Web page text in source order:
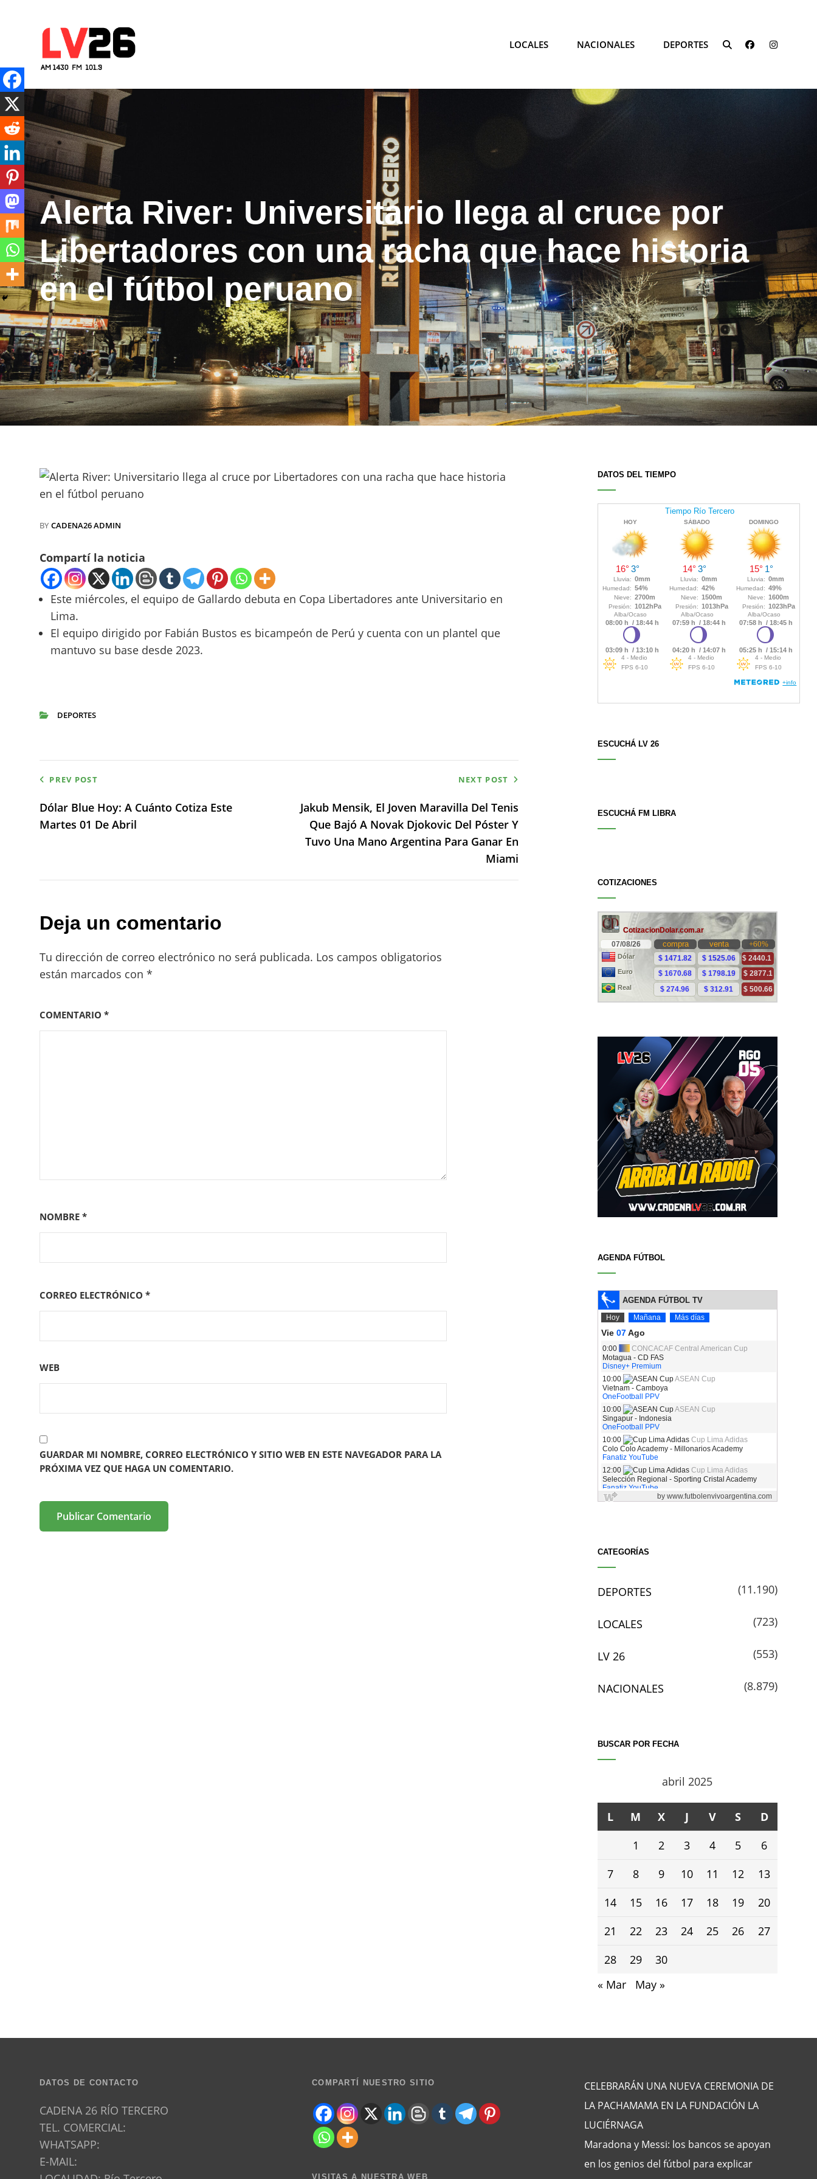
LOCALES NACIONALES DEPORTES SEARCHFACEBOOK
Alerta River: Universitario llega al cruce por
Libertadores con una racha que hace historia
en el fútbol peruano
BY CADENA26 ADMIN
Compartí la noticia
Este miércoles, el equipo de Gallardo debuta en Copa Libertadores ante Universitario en
Lima.
El equipo dirigido por Fabián Bustos es bicampeón de Perú y cuenta con un plantel que
mantuvo su base desde 2023.
DEPORTES
Navegación
de
PREV POST
Dólar Blue Hoy: A Cuánto Cotiza Este
Martes 01 De Abril
NEXT POST
Jakub Mensik, El Joven Maravilla Del Tenis
Que Bajó A Novak Djokovic Del Póster Y
Tuvo Una Mano Argentina Para Ganar En
Miami
Deja un comentario
Tu dirección de correo electrónico no será publicada. Los campos obligatorios
están marcados con *
COMENTARIO *
NOMBRE *
CORREO ELECTRÓNICO *
WEB
GUARDAR MI NOMBRE, CORREO ELECTRÓNICO Y SITIO WEB EN ESTE NAVEGADOR PARA LA
PRÓXIMA VEZ QUE HAGA UN COMENTARIO.
DATOS DEL TIEMPO
ESCUCHÁ LV 26
ESCUCHÁ FM LIBRA
COTIZACIONES
AGENDA FÚTBOL
CATEGORÍAS
DEPORTES (11.190)
LOCALES (723)
LV 26 (553)
NACIONALES (8.879)
BUSCAR POR FECHA
abril 2025
L M X J V S
D
1
2 3 4 5
6
7
8 9 10 11 12
13
14
15 16 17 18 19
20
21
22 23 24 25 26
27
28
29
30
« Mar
May »
DATOS DE CONTACTO
CADENA 26 RÍO TERCERO
TEL. COMERCIAL:
WHATSAPP:
E-MAIL:
COMPARTÍ NUESTRO SITIO
VISITAS A NUESTRA WEB
CELEBRARÁN UNA NUEVA CEREMONIA DE
LA PACHAMAMA EN LA FUNDACIÓN LA
LUCIÉRNAGA
Maradona y Messi: los bancos se apoyan
en los genios del fútbol para explicar